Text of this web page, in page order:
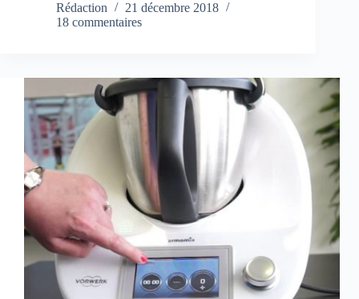
Rédaction
21 décembre 2018
18 commentaires